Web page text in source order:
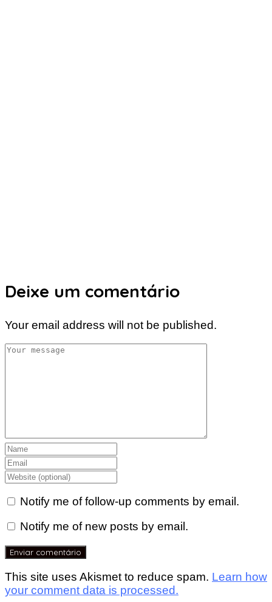
Deixe um comentário
Your email address will not be published.
Notify me of follow-up comments by email.
Notify me of new posts by email.
This site uses Akismet to reduce spam. Learn how
your comment data is processed.